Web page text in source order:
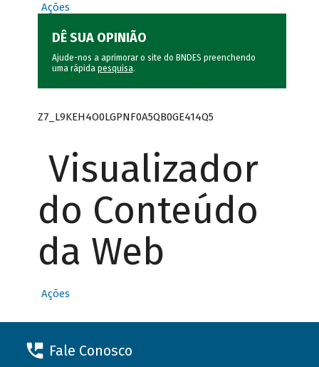
Ações
DÊ SUA OPINIÃO
Ajude-nos a aprimorar o site do BNDES preenchendo
uma rápida pesquisa.
Z7_L9KEH4O0LGPNF0A5QB0GE414Q5
Visualizador
do Conteúdo
da Web
Ações
Fale Conosco